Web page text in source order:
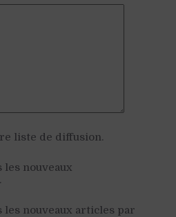
liste de diffusion.
nouveaux
les nouveaux articles par